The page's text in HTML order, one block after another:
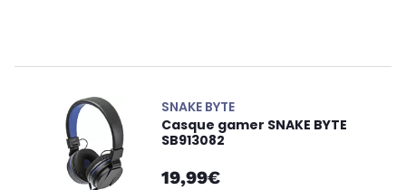
SNAKE BYTE
Casque gamer SNAKE BYTE
SB913082
19,99€